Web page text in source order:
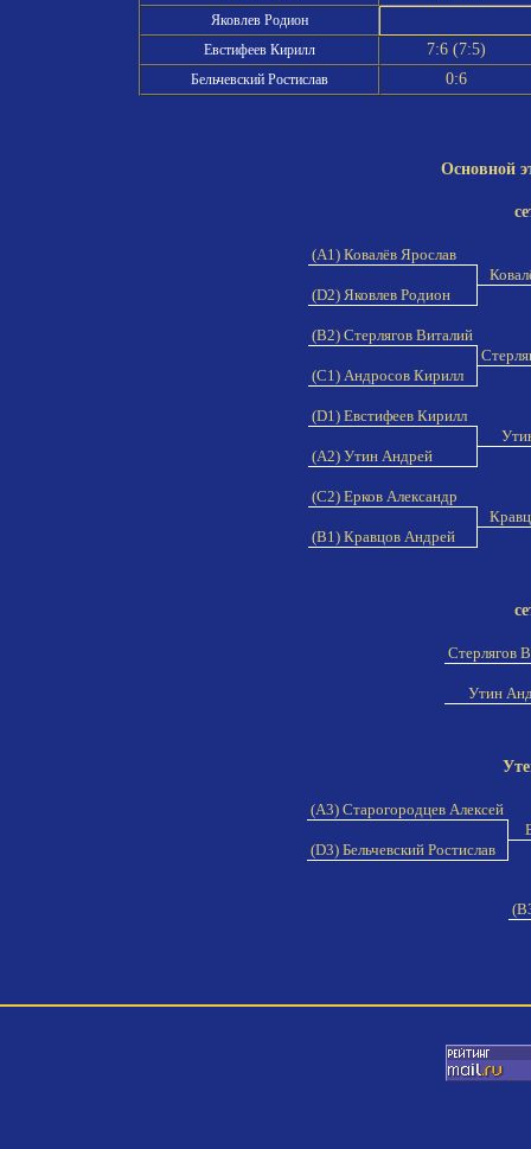
Яковлев Родион
Евстифеев Кирилл
7:6 (7:5)
Бельчевский Ростислав 0:6
Основной
(A1) Ковалёв Ярослав
(D2) Яковлев Родион
(B2) Стерлягов Виталий
(C1) Андросов Кирилл
(D1) Евстифеев Кирилл
(A2) Утин Андрей
(C2) Ерков Александр
(B1) Кравцов Андрей
Стерлягов
Утин
(A3) Старогородцев Алексей
(D3) Бельчевский Ростислав